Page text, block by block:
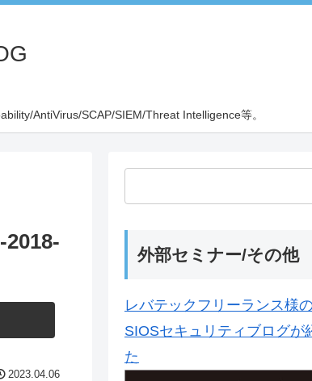
AntiVirus/SCAP/SIEM/Threat Intelligence等。
2018-
2023.04.06
外部セミナー/その他
レバテックフリーランス様
SIOSセキュリティブログが
た